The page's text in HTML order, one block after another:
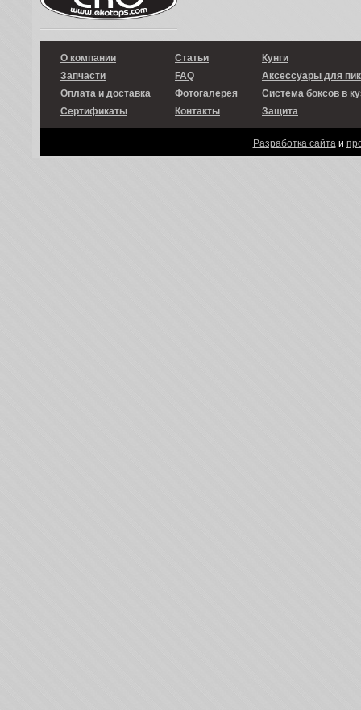
О компании
Запчасти
Оплата и доставка
Сертификаты
Статьи
FAQ
Фотогалерея
Контакты
Кунги
Аксессуары для
Система боксов в
Защита
Разработка сайтаи